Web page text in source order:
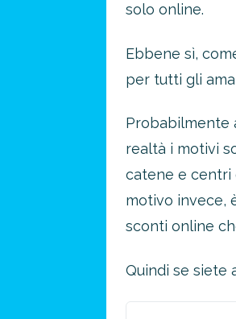
solo online.
Ebbene sì,
per tutti gli
Probabilmente
realtà i motivi
catene e centri
motivo invece,
sconti online
Quindi se siete